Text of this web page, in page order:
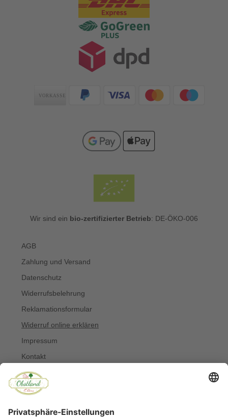
Zahlungsarten
Wir sind ein bio-zertifizierter Betrieb: DE-ÖKO-006
AGB
Zahlung und Versand
Datenschutz
Widerrufsbelehrung
Reklamationsformular
Widerruf online erklären
Impressum
Kontakt
Über uns
Allergiker